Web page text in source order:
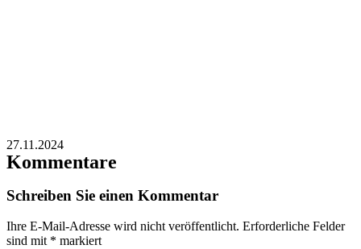
27.11.2024
Kommentare
Schreiben Sie einen Kommentar
Ihre E-Mail-Adresse wird nicht veröffentlicht. Erforderliche Felder
sind mit * markiert